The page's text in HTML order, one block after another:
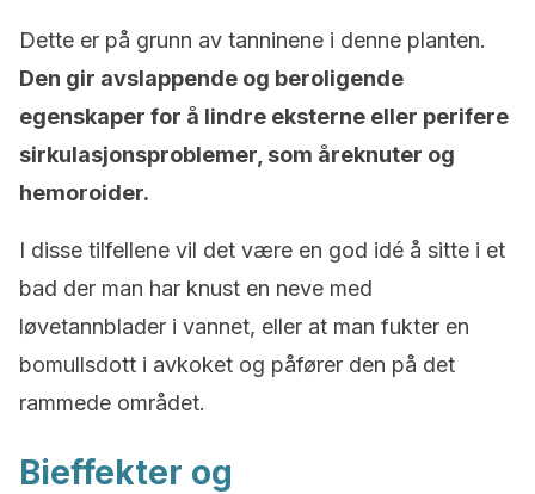
Dette er på grunn av tanninene i denne planten.
Den gir avslappende og beroligende
egenskaper for å lindre eksterne eller perifere
sirkulasjonsproblemer, som åreknuter og
hemoroider.
I disse tilfellene vil det være en god idé å sitte i et
bad der man har knust en neve med
løvetannblader i vannet, eller at man fukter en
bomullsdott i avkoket og påfører den på det
rammede området.
Bieffekter og